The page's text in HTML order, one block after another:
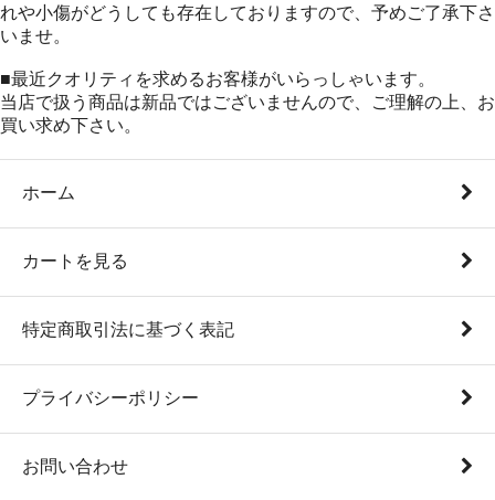
れや小傷がどうしても存在しておりますので、予めご了承下さ
いませ。
■最近クオリティを求めるお客様がいらっしゃいます。
当店で扱う商品は新品ではございませんので、ご理解の上、お
買い求め下さい。
ホーム
カートを見る
特定商取引法に基づく表記
プライバシーポリシー
お問い合わせ